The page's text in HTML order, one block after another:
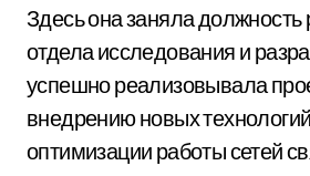
Здесь она заняла должность
отдела исследования и
успешно реализовывала
внедрению новых
оптимизации работы сетей